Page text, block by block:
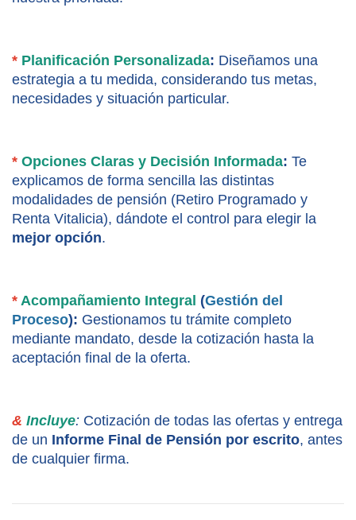
* Planificación Personalizada: Diseñamos una
estrategia a tu medida, considerando tus metas,
necesidades y situación particular.
* Opciones Claras y Decisión Informada: Te
explicamos de forma sencilla las distintas
modalidades de pensión (Retiro Programado y
mejor opción.
* Acompañamiento Integral (Gestión del
Proceso): Gestionamos tu trámite completo
mediante mandato, desde la cotización hasta la
aceptación final de la oferta.
& Incluye: Cotización de todas las ofertas y entrega
de un Informe Final de Pensión por escrito, antes
de cualquier firma.